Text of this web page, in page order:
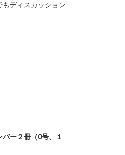
ディスカッション
ー２冊（0号、１